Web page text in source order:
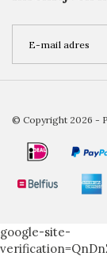
© Copyright 2026 -
google-site-